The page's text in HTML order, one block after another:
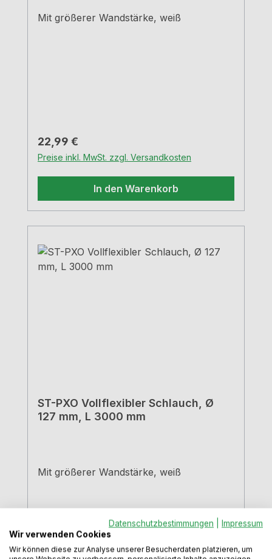
Mit größerer Wandstärke, weiß
Regulärer Preis:
22,99 €
Preise inkl. MwSt. zzgl. Versandkosten
In den Warenkorb
ST-PXO Vollflexibler Schlauch, Ø
127 mm, L 3000 mm
Mit größerer Wandstärke, weiß
Datenschutzbestimmungen
Impressum
Wir verwenden Cookies
Wir können diese zur Analyse unserer Besucherdaten platzieren, um